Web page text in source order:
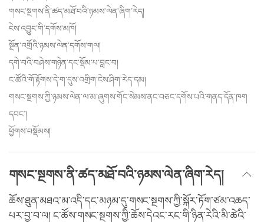
facebook
གསང་སྔགས་ནི་ཚད་མཐོ་བའི་ཉམས་ལེན་ཞིག་རེད།
ངེས་འབྱུང་གི་དགོས་མཁོ།
སྔོན་འགྲོའི་ཉམས་ལེན་དགོས་གལ།
དགེ་བའི་བཤེས་གཉེན་དང་སྡོམ་པ་བླང་བ།
ང་ཚོའི་གོ་རྟོགས་དེ་ག་དུས་འགྲིག་ངེས་ཤིག་རེད་དམ།
གསང་སྔགས་ཀྱི་ཉམས་ལེན་ལ་མ་ཞུགས་གོང་སེམས་ནང་བཅང་དགོས་པའི་གནད་དོན་ཁག
དབང་།
ཕྱོགས་བསྡོམས།
གསང་སྔགས་ནི་ཚད་མཐོ་བའི་ཉམས་ལེན་ཞིག་རེད།
ཆོས་ཐུན་མཐའ་མ་འདི་དང་མཉམ་དུ་གསང་སྔགས་ཀྱི་སྐོར་ཏོག་ཙམ་འཆད་
པར་བྱ་བ་ལ། ང་ཚོས་གསང་སྔགས་ཀྱི་ཆོས་དེའང་རང་གི་ཉིན་རེའི་མི་ཚེའི་